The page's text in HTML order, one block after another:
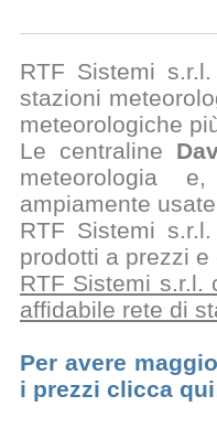
RTF Sistemi
stazioni
meteorologiche
Le centraline
meteorologia
ampiamente
RTF Sistemi
prodotti a prezzi
RTF Sistemi s.r.l.
affidabile rete di
Per avere
i prezzi clicca qui